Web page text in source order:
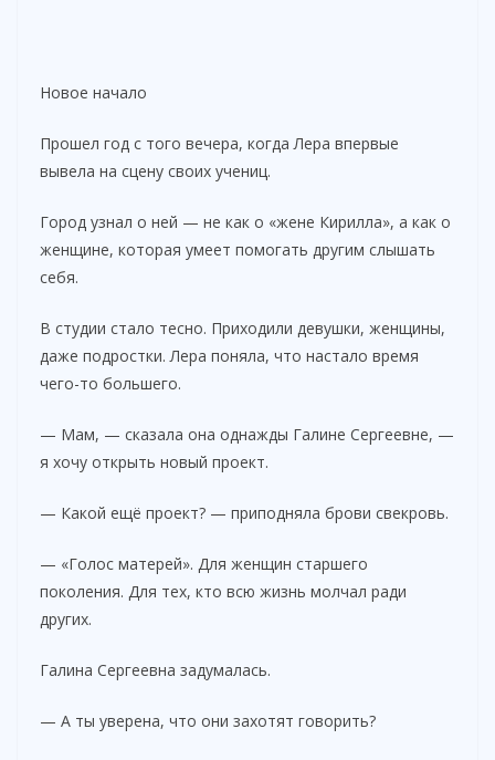
Новое начало
Прошел год с того вечера, когда Лера впервые
вывела на сцену своих учениц.
Город узнал о ней — не как о «жене Кирилла», а как о
женщине, которая умеет помогать другим слышать
себя.
В студии стало тесно. Приходили девушки, женщины,
даже подростки. Лера поняла, что настало время
чего-то большего.
— Мам, — сказала она однажды Галине Сергеевне, —
я хочу открыть новый проект.
— Какой ещё проект? — приподняла брови свекровь.
— «Голос матерей». Для женщин старшего
поколения. Для тех, кто всю жизнь молчал ради
других.
Галина Сергеевна задумалась.
— А ты уверена, что они захотят говорить?